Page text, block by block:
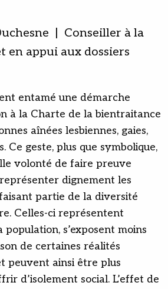
| Conseiller à la
en appui aux dossiers
entamé une démarche
à la Charte de la bientraitance
aînées lesbiennes, gaies,
Ce geste, plus que symbolique,
volonté de faire preuve
dignement les
partie de la diversité
Celles-ci représentent
s’exposent moins
de certaines réalités
peuvent ainsi être plus
d’isolement social. L’effet de